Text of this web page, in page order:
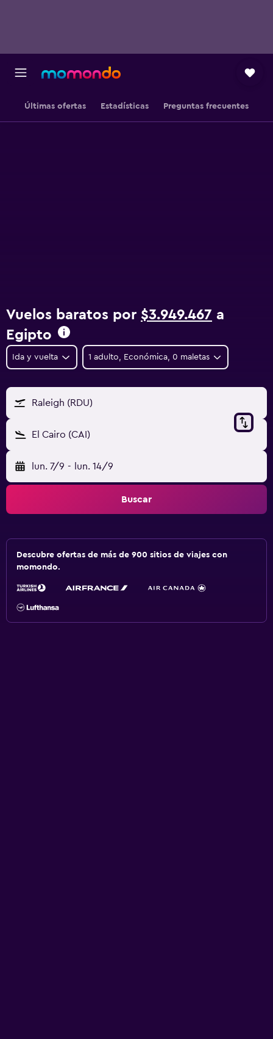
Últimas ofertas Estadísticas Preguntas frecuentes
Vuelos baratos por $3.949.467 a
Egipto
Ida y vuelta 1 adulto, Económica, 0 maletas
Raleigh (RDU)
El Cairo (CAI)
lun. 7/9 - lun. 14/9
Buscar
Descubre ofertas de más de 900 sitios de viajes con
momondo.